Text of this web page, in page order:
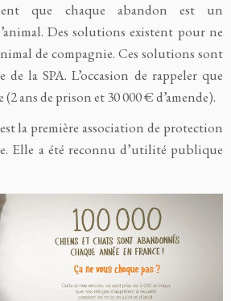
que chaque abandon est un
Des solutions existent pour ne
de compagnie. Ces solutions sont
la SPA. L’occasion de rappeler que
ans de prison et 30 000 € d’amende).
la première association de protection
Elle a été reconnu d’utilité publique